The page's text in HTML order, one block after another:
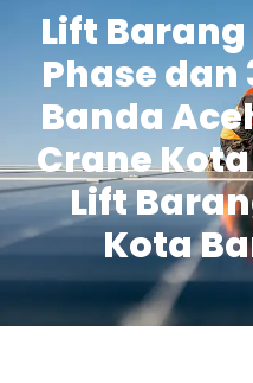
Lift Barang
Phase dan
Banda
Crane
Lift
Kota